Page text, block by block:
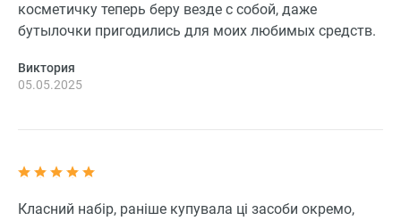
косметичку теперь беру везде с собой, даже
бутылочки пригодились для моих любимых средств.
Виктория
05.05.2025
Класний набір, раніше купувала ці засоби окремо,